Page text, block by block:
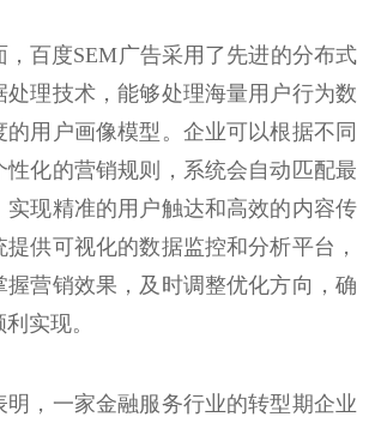
，百度SEM广告采用了先进的分布式
处理技术，能够处理海量用户行为数
用户画像模型。企业可以根据不同
性化的营销规则，系统会自动匹配最
实现精准的用户触达和高效的内容传
供可视化的数据监控和分析平台，
握营销效果，及时调整优化方向，确
实现。
明，一家金融服务行业的转型期企业